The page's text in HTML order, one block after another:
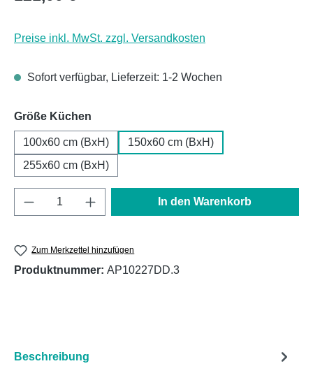
Preise inkl. MwSt. zzgl. Versandkosten
Sofort verfügbar, Lieferzeit: 1-2 Wochen
Größe Küchen
100x60 cm (BxH)
150x60 cm (BxH)
255x60 cm (BxH)
Produkt Anzahl: Gib den gewünschten
In den Warenkorb
Zum Merkzettel hinzufügen
Produktnummer: AP10227DD.3
Beschreibung